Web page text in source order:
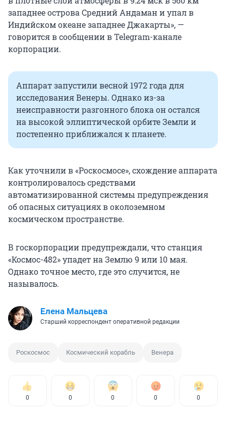
западнее острова Средний Андаман и упал в
Индийском океане западнее Джакарты», —
говорится в сообщении в Telegram-канале
корпорации.
Аппарат запустили весной 1972 года для
исследования Венеры. Однако из-за
неисправности разгонного блока он остался
на высокой эллиптической орбите Земли и
постепенно приближался к планете.
Как уточнили в «Роскосмосе», схождение аппарата
контролировалось средствами
автоматизированной системы предупреждения
об опасных ситуациях в околоземном
космическом пространстве.
В госкорпорации предупреждали, что станция
«Космос-482» упадет на Землю 9 или 10 мая.
Однако точное место, где это случится, не
называлось.
Елена Мальцева
Старший корреспондент оперативной редакции
Роскосмос Космический корабль Венера
0 0 0 0 0